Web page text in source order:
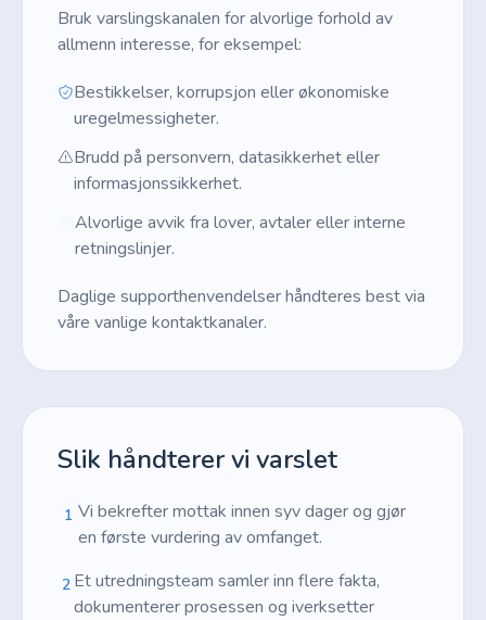
Bruk varslingskanalen for alvorlige forhold av
allmenn interesse, for eksempel:
Bestikkelser, korrupsjon eller økonomiske
uregelmessigheter.
Brudd på personvern, datasikkerhet eller
informasjonssikkerhet.
Alvorlige avvik fra lover, avtaler eller interne
retningslinjer.
Daglige supporthenvendelser håndteres best via
våre vanlige kontaktkanaler.
Slik håndterer vi varslet
1 Vi bekrefter mottak innen syv dager og gjør
en første vurdering av omfanget.
2 Et utredningsteam samler inn flere fakta,
dokumenterer prosessen og iverksetter